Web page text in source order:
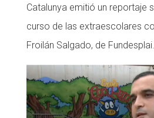
Catalunya emitió un reportaje
curso de las extraescolares
Froilán Salgado, de